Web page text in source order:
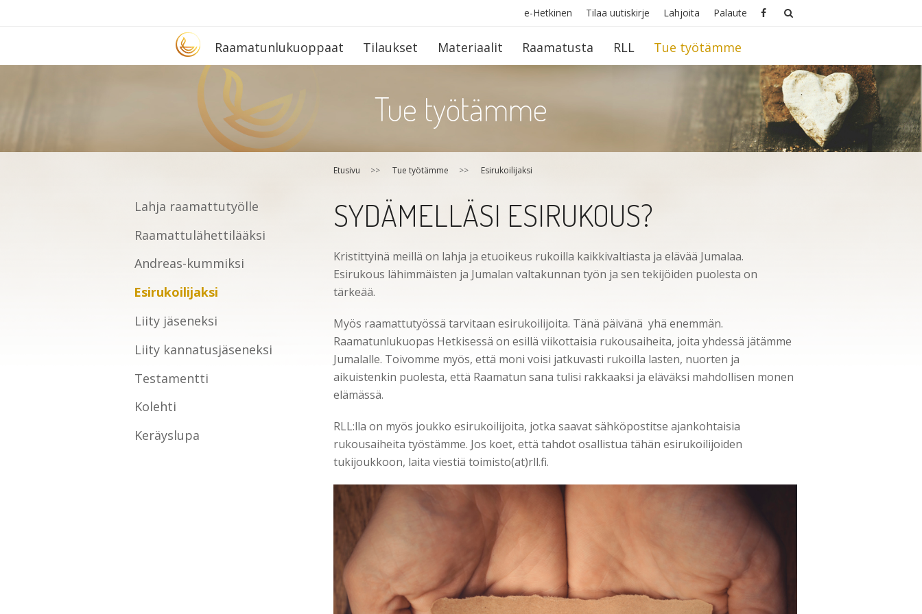
e-Hetkinen Tilaa uutiskirje Lahjoita Palaute
EtusivuRaa­ma­tun­lu­ku­op­paat Tilaukset Materiaalit Raamatusta RLL Tue työtämme
Tue työtämme
Etusivu >> Tue työtämme >> Esirukoilijaksi
SYDÄMELLÄSI ESIRUKOUS?
Kristittyinä meillä on lahja ja etuoikeus rukoilla kaikkivaltiasta ja elävää Jumalaa.
Esirukous lähimmäisten ja Jumalan valtakunnan työn ja sen tekijöiden puolesta on
tärkeää.
Myös raamattutyössä tarvitaan esirukoilijoita. Tänä päivänä yhä enemmän.
Raamatunlukuopas Hetkisessä on esillä viikottaisia rukousaiheita, joita yhdessä jätämme
Jumalalle. Toivomme myös, että moni voisi jatkuvasti rukoilla lasten, nuorten ja
aikuistenkin puolesta, että Raamatun sana tulisi rakkaaksi ja eläväksi mahdollisen monen
elämässä.
RLL:lla on myös joukko esirukoilijoita, jotka saavat sähköpostitse ajankohtaisia
rukousaiheita työstämme. Jos koet, että tahdot osallistua tähän esirukoilijoiden
tukijoukkoon, laita viestiä toimisto(at)rll.fi.
Lahja raamattutyölle
Raamattulähettilääksi
Andreas-kummiksi
Esirukoilijaksi
Liity jäseneksi
Liity kannatusjäseneksi
Testamentti
Kolehti
Keräyslupa